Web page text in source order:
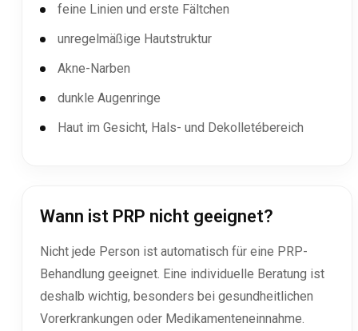
feine Linien und erste Fältchen
unregelmäßige Hautstruktur
Akne-Narben
dunkle Augenringe
Haut im Gesicht, Hals- und Dekolletébereich
Wann ist PRP nicht geeignet?
Nicht jede Person ist automatisch für eine PRP-
Behandlung geeignet. Eine individuelle Beratung ist
deshalb wichtig, besonders bei gesundheitlichen
Vorerkrankungen oder Medikamenteneinnahme.